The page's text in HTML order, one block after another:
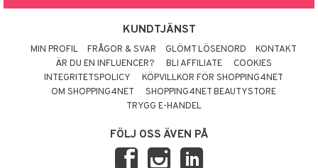
KUNDTJÄNST
MIN PROFIL FRÅGOR & SVAR GLÖMT LÖSENORD
KONTAKT
ÄR DU EN INFLUENCER?
BLI AFFILIATE
COOKIES
INTEGRITETSPOLICY
KÖPVILLKOR FÖR SHOPPING4NET
OM SHOPPING4NET
SHOPPING4NET BEAUTYSTORE
TRYGG E-HANDEL
FÖLJ OSS ÄVEN PÅ